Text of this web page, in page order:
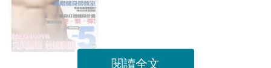
閱讀全文